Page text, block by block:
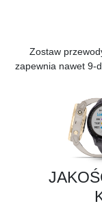
Zostaw
zapewnia nawet 9-